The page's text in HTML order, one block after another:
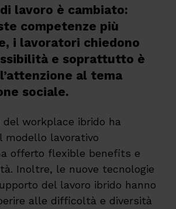
di lavoro è cambiato:
competenze più
i lavoratori chiedono
e soprattutto è
al tema
sociale.
del workplace ibrido ha
modello lavorativo
offerto flexible benefits e
Inoltre, le nuove tecnologie
del lavoro ibrido hanno
alle difficoltà e diversità